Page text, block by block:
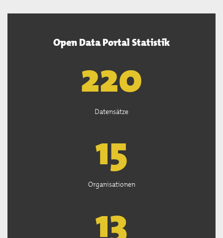
Open Data Portal Statistik
222
Datensätze
15
Organisationen
13